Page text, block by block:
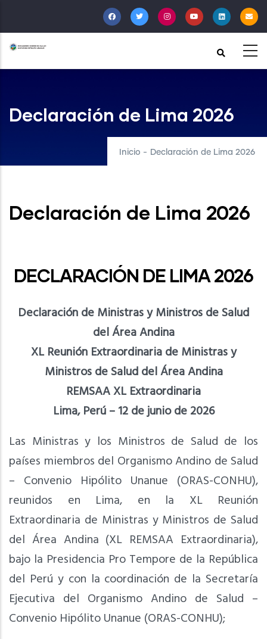
al
contenido
principal
Declaración de Lima 2026
Inicio - Declaración de Lima 2026
Declaración de Lima 2026
DECLARACIÓN DE LIMA 2026
Declaración de Ministras y Ministros de Salud
del Área Andina
XL Reunión Extraordinaria de Ministras y
Ministros de Salud del Área Andina
REMSAA XL Extraordinaria
Lima, Perú – 12 de junio de 2026
Las Ministras y los Ministros de Salud de los
países miembros del Organismo Andino de Salud
– Convenio Hipólito Unanue (ORAS-CONHU),
reunidos en Lima, en la XL Reunión
Extraordinaria de Ministras y Ministros de Salud
del Área Andina (XL REMSAA Extraordinaria),
bajo la Presidencia Pro Tempore de la República
del Perú y con la coordinación de la Secretaría
Ejecutiva del Organismo Andino de Salud –
Convenio Hipólito Unanue (ORAS-CONHU);